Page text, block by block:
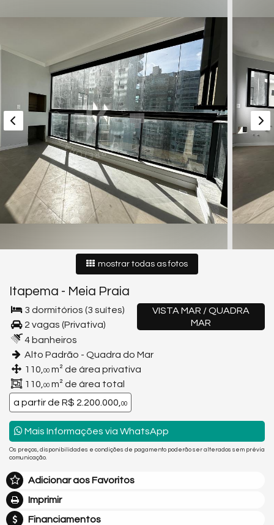
mostrar todas as fotos
Itapema - Meia Praia
VISTA MAR / QUADRA
MAR
3 dormitórios (3 suítes)
2 vagas (Privativa)
4 banheiros
Alto Padrão - Quadra do Mar
110, 00 m² de área privativa
110, 00 m² de área total
a partir de R$ 2.200.000, 00
Mais Informações via WhatsApp
Os preços, disponibilidades e condições de pagamento poderão ser alterados sem prévia
comunicação.
Adicionar aos Favoritos
Imprimir
Financiamentos